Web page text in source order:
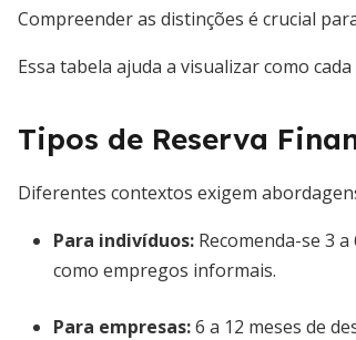
Compreender as distinções é crucial
Essa tabela ajuda a visualizar como
Tipos de Reserva
Diferentes contextos exigem
Para indivíduos: Recomenda-se 3
como empregos informais.
Para empresas:6 a 12 meses de